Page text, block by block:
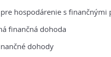
hospodárenie s finančnými
finančná dohoda
dohody